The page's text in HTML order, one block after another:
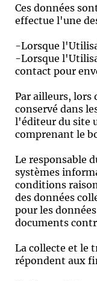
Ces données
effectue l'une
-Lorsque
-Lorsque
contact pour
Par ailleurs, lors
conservé dans
l'éditeur du site
comprenant le
Le responsable
systèmes
conditions
des données
pour les
documents
La collecte et le
répondent aux